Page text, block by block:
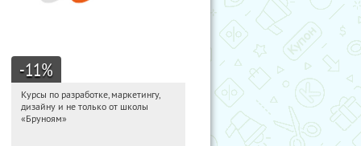
-11%
14:49:42
Получи первым!
Россия
Курсы по разработке, маркетингу,
дизайну и не только от школы
«Бруноям»